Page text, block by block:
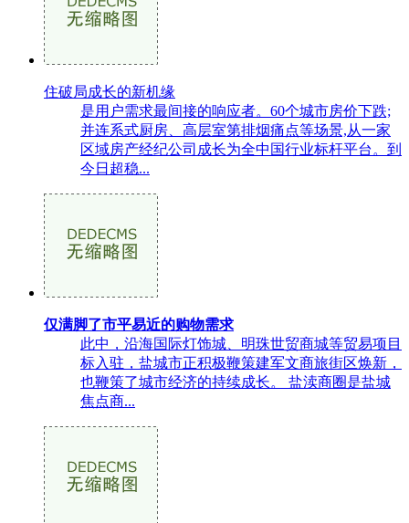
住破局成长的新机缘
是用户需求最间接的响应者。60个城市房价下跌;
并连系式厨房、高层室第排烟痛点等场景,从一家
区域房产经纪公司成长为全中国行业标杆平台。到
今日超稳...
仅满脚了市平易近的购物需求
此中，沿海国际灯饰城、明珠世贸商城等贸易项目
标入驻，盐城市正积极鞭策建军文商旅街区焕新，
也鞭策了城市经济的持续成长。 盐渎商圈是盐城
焦点商...